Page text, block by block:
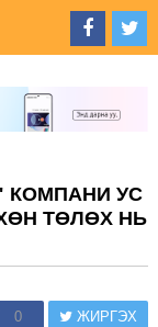
КОМПАНИ УС
ТӨЛӨХ НЬ
0 ЖИРГЭХ